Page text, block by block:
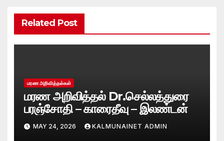
Related Post
மரண அறிவித்தல்கள்
மரண அறிவித்தல் Dr.செல்லத்துரை
பரஞ்சோதி – காரைதீவு – இலண்டன்
MAY 24, 2026 KALMUNAINET ADMIN